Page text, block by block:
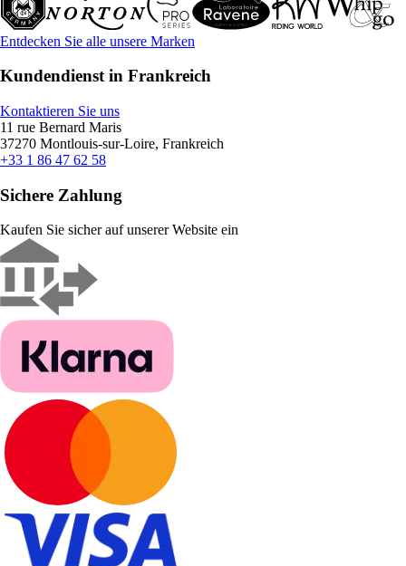
Entdecken Sie alle unsere Marken
Kundendienst in Frankreich
Kontaktieren Sie uns
11 rue Bernard Maris
37270 Montlouis-sur-Loire, Frankreich
+33 1 86 47 62 58
Sichere Zahlung
Kaufen Sie sicher auf unserer Website ein